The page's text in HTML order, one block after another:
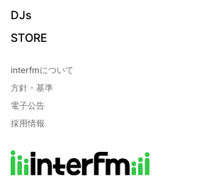
DJs
STORE
interfmについて
方針・基準
電子公告
採用情報